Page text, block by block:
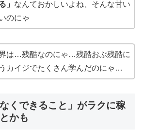
」 なんておかしいよね、そんな甘い
のにゃ
は…残酷なのにゃ…残酷おぶ残酷に
カイジでたくさん学んだのにゃ…
なくできること」がラクに稼
かも